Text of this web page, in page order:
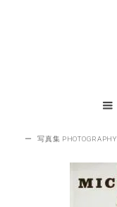
ー 写真集 PHOTOGRAPHY